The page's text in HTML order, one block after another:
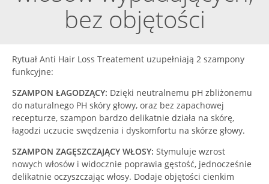
bez objętości
Rytuał Anti Hair Loss Treatement uzupełniają 2 szampony
funkcyjne:
SZAMPON ŁAGODZĄCY: Dzięki neutralnemu pH zbliżonemu
do naturalnego PH skóry głowy, oraz bez zapachowej
recepturze, szampon bardzo delikatnie działa na skórę,
łagodzi uczucie swędzenia i dyskomfortu na skórze głowy.
SZAMPON ZAGĘSZCZAJĄCY WŁOSY: Stymuluje wzrost
nowych włosów i widocznie poprawia gęstość, jednocześnie
delikatnie oczyszczając włosy. Dodaje objętości cienkim